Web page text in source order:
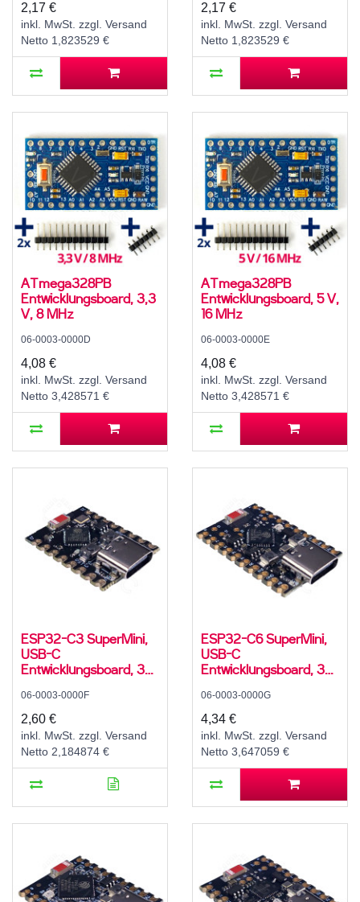
2,17 €
inkl. MwSt. zzgl. Versand
Netto 1,823529 €
2,17 €
inkl. MwSt. zzgl. Versand
Netto 1,823529 €
ATmega328PB
Entwicklungsboard, 3,3
V, 8 MHz
06-0003-0000D
4,08 €
inkl. MwSt. zzgl. Versand
Netto 3,428571 €
ATmega328PB
Entwicklungsboard, 5 V,
16 MHz
06-0003-0000E
4,08 €
inkl. MwSt. zzgl. Versand
Netto 3,428571 €
ESP32-C3 SuperMini,
USB-C
Entwicklungsboard, 32-
Prozesser, 160 MHz, 4
MB Flash, 400 KB
SRAM, 384 KB ROM,
3,3 V, WiFi, Bluetooth
5.0 LE
06-0003-0000F
2,60 €
inkl. MwSt. zzgl. Versand
Netto 2,184874 €
ESP32-C6 SuperMini,
USB-C
Entwicklungsboard, 32-
+ 1 LP RISC-V Co-
Prozesser, 160 MHz, 4
MB Flash, 512 KB
SRAM, 320 KB ROM,
3,3 V, WiFi 6, Bluetooth
5.3 LE
06-0003-0000G
4,34 €
inkl. MwSt. zzgl. Versand
Netto 3,647059 €